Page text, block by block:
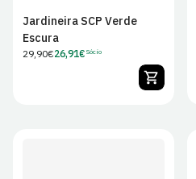
Jardineira SCP Verde
Escura
Preço
29,90€Preço
26,91€ Sócio